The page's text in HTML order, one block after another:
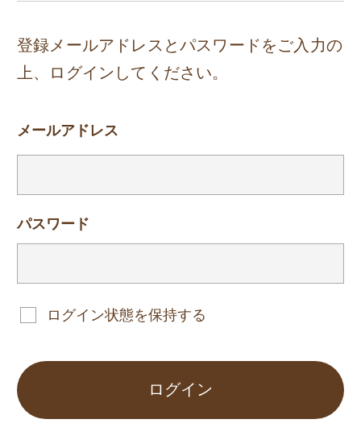
登録メールアドレスとパスワードをご入力の
上、ログインしてください。
メールアドレス
パスワード
ログイン状態を保持する
ログイン